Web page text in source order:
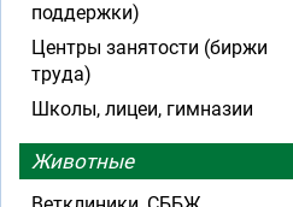
поддержки)
Центры занятости (биржи
труда)
Школы, лицеи, гимназии
Животные